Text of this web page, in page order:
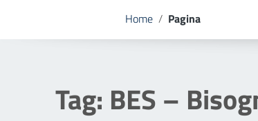
Home / Pagina
Tag: BES –